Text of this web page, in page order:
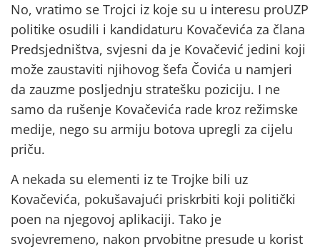
No, vratimo se Trojci iz koje su u interesu proUZP
politike osudili i kandidaturu Kovačevića za člana
Predsjedništva, svjesni da je Kovačević jedini koji
može zaustaviti njihovog šefa Čovića u namjeri
da zauzme posljednju stratešku poziciju. I ne
samo da rušenje Kovačevića rade kroz režimske
medije, nego su armiju botova upregli za cijelu
priču.
A nekada su elementi iz te Trojke bili uz
Kovačevića, pokušavajući priskrbiti koji politički
poen na njegovoj aplikaciji. Tako je
svojevremeno, nakon prvobitne presude u korist